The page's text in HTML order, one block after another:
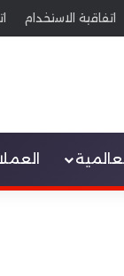
اتفاقية الاستخدام